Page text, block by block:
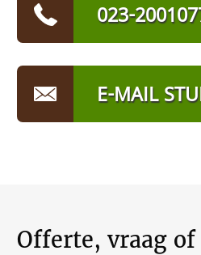
023-
E-MAIL
Offerte, vraag